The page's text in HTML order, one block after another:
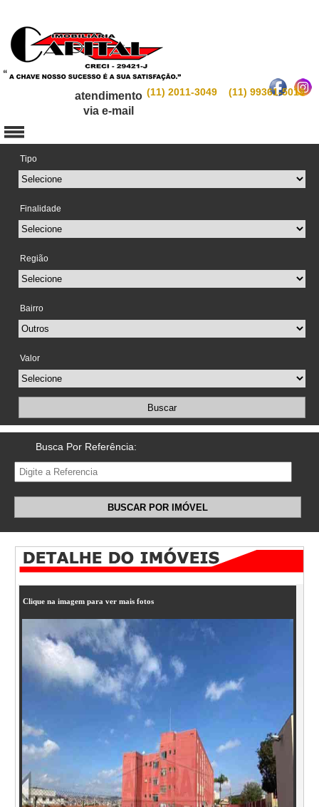
(11) 2011-3049 (11) 99361-5019
atendimento
via e-mail
Tipo
Finalidade
Região
Bairro
Valor
Buscar
Busca Por Referência:
BUSCAR POR IMÓVEL
Clique na imagem para ver mais fotos